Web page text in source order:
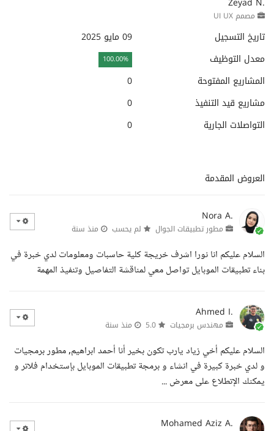
مصمم UI UX
تاريخ التسجيل
09 مايو 2025
معدل التوظيف
100.00%
المشاريع المفتوحة
0
مشاريع قيد التنفيذ
0
التواصلات الجارية
0
العروض المقدمة
Nora A.
مطور تطبيقات الجوال لم يحسب منذ سنة
السلام عليكم انا نورا اشرف خريجة كلية حاسبات ومعلومات لدي خبرة في
بناء تطبيقات الموبايل تواصل معي لمناقشة التفاصيل وتنفيذ المهمة
Ahmed I.
مهندس برمجيات منذ سنة
السلام عليكم أخي زياد يارب تكون بخير أنا أحمد ابراهيم, مطور برمجيات
و لدي خبرة كبيرة في انشاء و برمجة تطبيقات الموبايل بإستخدام فلاتر و
يمكنك الإتطلاع على معرض ...
Mohamed Aziz A.